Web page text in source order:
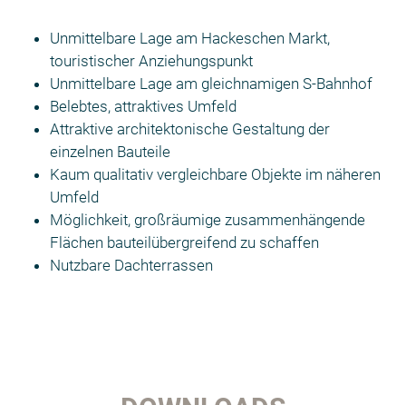
Unmittelbare Lage am Hackeschen Markt,
touristischer Anziehungspunkt
Unmittelbare Lage am gleichnamigen S-Bahnhof
Belebtes, attraktives Umfeld
Attraktive architektonische Gestaltung der
einzelnen Bauteile
Kaum qualitativ vergleichbare Objekte im näheren
Umfeld
Möglichkeit, großräumige zusammenhängende
Flächen bauteilübergreifend zu schaffen
Nutzbare Dachterrassen